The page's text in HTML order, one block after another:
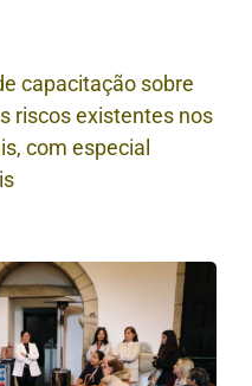
capacitação sobre
riscos existentes nos
com especial